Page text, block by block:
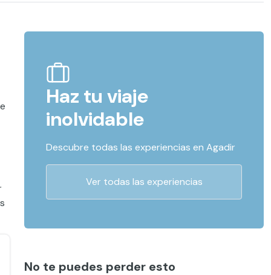
Haz tu viaje
inolvidable
Descubre todas las experiencias en Agadir
Ver todas las experiencias
No te puedes perder esto